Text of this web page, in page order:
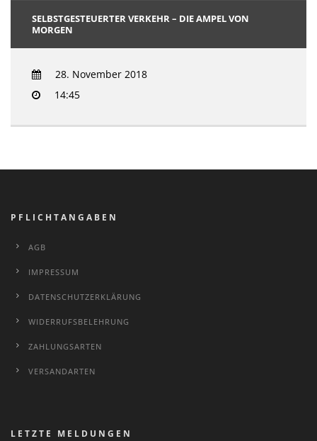
SELBSTGESTEUERTER VERKEHR – DIE AMPEL VON
MORGEN
28. November 2018
14:45
PFLICHTANGABEN
AGB
IMPRESSUM
DATENSCHUTZERKLÄRUNG
WIDERRUFSBELEHRUNG
ZAHLUNGSARTEN
VERSANDARTEN
LETZTE MELDUNGEN